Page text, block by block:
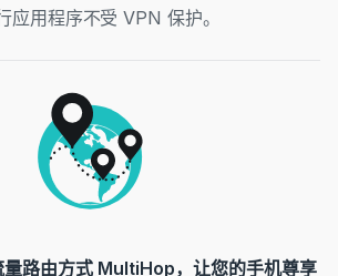
应用程序不受 VPN 保护。
路由方式 MultiHop，让您的手机尊享